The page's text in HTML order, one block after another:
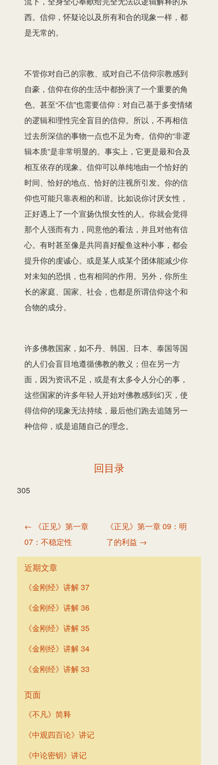
西。信仰，怀疑论以及所有和合的现象一样，都
是无常的。
不管你对自己的宗教、或对自己不信仰宗教感到
自豪，信仰在你的生活中都扮演了一个重要的角
色。甚至“不信”也需要信仰：对自己基于多变情绪
的逻辑和理性完全盲目的信仰。所以，不再相信
过去所深信的事物一点也不足为奇。信仰的“非逻
辑本质”是非常明显的。事实上，它更是最和合及
相互依存的现象。信仰可以单纯地由一个恰好的
时间、恰好的地点、恰好的注视所引发。你的信
仰也可能只靠表相的和谐。比如说你讨厌女性，
正好遇上了一个宣扬仇恨女性的人。你就会觉得
那个人强而有力，同意他的看法，并且对他有信
心。有时甚至像是共同喜好醍鱼这种小事，都会
提升你的虔诚心。或是某人或某个团体能减少你
对未知的恐惧，也有相同的作用。另外，你所生
长的家庭、国家、社会，也都是所谓信仰这个和
合物的成分。
许多佛教国家，如不丹、韩国、日本、泰国等国
的人们会盲目地遵循佛教的教义；但在另一方
面，因为资讯不足，或是有太多令人分心的事，
这些国家的许多年轻人开始对佛教感到幻灭，使
得信仰的现象无法持续，最后他们跑去追随另一
种信仰，或是追随自己的理念。
回目录
305
文
章
导
航
← 《正见》第一章
07：不稳定性
《正见》第一章 09：明
了的利益 →
近期文章
《金刚经》讲解 37
《金刚经》讲解 36
《金刚经》讲解 35
《金刚经》讲解 34
《金刚经》讲解 33
页面
《不凡》简释
《中观四百论》讲记
《中论密钥》讲记